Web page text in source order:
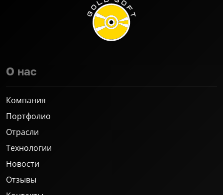
О нас
Компания
Портфолио
Отрасли
Технологии
Новости
Отзывы